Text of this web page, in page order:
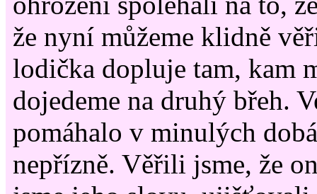
že nyní můžeme klidně
lodička dopluje tam, kam
dojedeme na druhý břeh.
pomáhalo v minulých
nepřízně. Věřili jsme, že